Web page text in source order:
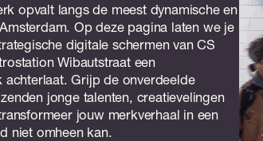
opvalt langs de meest dynamische en
Op deze pagina laten we je
digitale schermen van CS
Wibautstraat een
achterlaat. Grijp de onverdeelde
jonge talenten, creatievelingen
jouw merkverhaal in een
niet omheen kan.